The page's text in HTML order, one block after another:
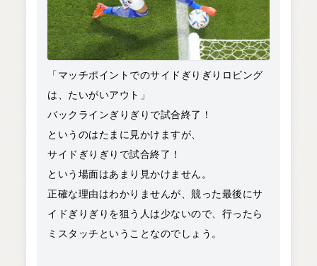
「マッチポイントでのサイドぎりぎりロビング
は、たいがいアウト」
バックラインぎりぎりで試合終了！
というのはたまに見かけますが、
サイドぎりぎりで試合終了！
という場面はあまり見かけません。
正確な理由はわかりませんが、競った最後にサ
イドぎりぎりを狙う人は少ないので、行ったら
ミスタッチということなのでしょう。